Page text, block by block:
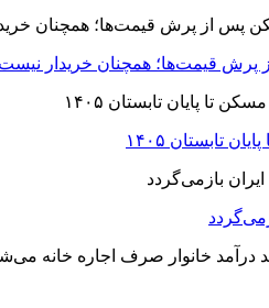
پرش قیمت‌ها؛ همچنان خریدار
تابستان ۱۴۰۵